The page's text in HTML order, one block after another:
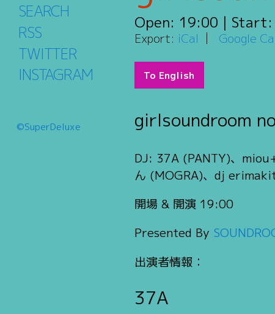
SEARCH
RSS
TWITTER
INSTAGRAM
©SuperDeluxe
Open: 19:00 | Start:
Export: iCal Google
To English
girlsoundroom
DJ: 37A (PANTY)、
ん (MOGRA)、dj
開場 & 開演 19:00
Presented By
出演者情報：
37A